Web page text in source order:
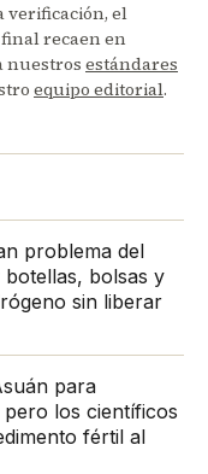
verificación, el
recaen en
nuestros estándares
equipo editorial.
problema del
bolsas y
sin liberar
para
los científicos
fértil al